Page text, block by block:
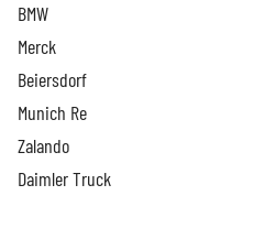
BMW
Merck
Beiersdorf
Munich Re
Zalando
Daimler Truck